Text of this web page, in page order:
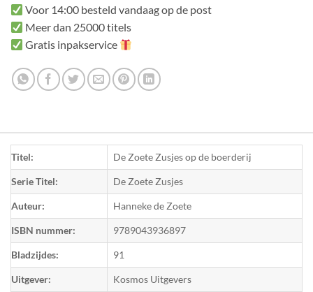
Voor 14:00 besteld vandaag op de post
Meer dan 25000 titels
Gratis inpakservice
Titel: De Zoete Zusjes op de boerderij
Serie Titel: De Zoete Zusjes
Auteur: Hanneke de Zoete
ISBN nummer: 9789043936897
Bladzijdes: 91
Uitgever: Kosmos Uitgevers